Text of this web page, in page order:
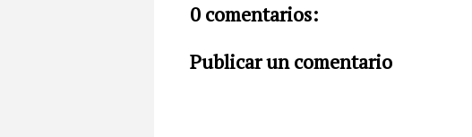
0 comentarios:
Publicar un comentario